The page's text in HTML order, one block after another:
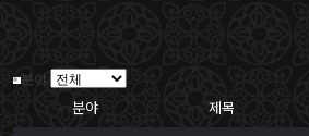
분야
분야 제목